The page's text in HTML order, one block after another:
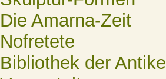
Die Amarna-Zeit
Nofretete
Bibliothek der Antike